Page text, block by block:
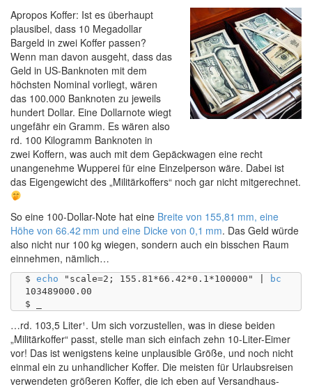
Apropos Koffer: Ist es überhaupt
plausibel, dass 10 Megadollar
Bargeld in zwei Koffer passen?
Wenn man davon ausgeht, dass das
Geld in US-Banknoten mit dem
höchsten Nominal vorliegt, wären
das 100.000 Banknoten zu jeweils
hundert Dollar. Eine Dollarnote wiegt
ungefähr ein Gramm. Es wären also
rd. 100 Kilogramm Banknoten in
zwei Koffern, was auch mit dem Gepäckwagen eine recht
unangenehme Wupperei für eine Einzelperson wäre. Dabei ist
das Eigengewicht des „Militärkoffers“ noch gar nicht mitgerechnet.
So eine 100-Dollar-Note hat eine Breite von 155,81 mm, eine
Höhe von 66.42 mm und eine Dicke von 0,1 mm. Das Geld würde
also nicht nur 100 kg wiegen, sondern auch ein bisschen Raum
einnehmen, nämlich…
$ echo "scale=2; 155.81*66.42*0.1*100000" |
bc
103489000.00
…rd. 103,5 Liter¹. Um sich vorzustellen, was in diese beiden
„Militärkoffer“ passt, stelle man sich einfach zehn 10-Liter-Eimer
vor! Das ist wenigstens keine unplausible Größe, und noch nicht
einmal ein zu unhandlicher Koffer. Die meisten für Urlaubsreisen
verwendeten größeren Koffer, die ich eben auf Versandhaus-